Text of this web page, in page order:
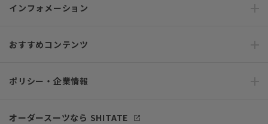
インフォメーション
おすすめコンテンツ
ポリシー・企業情報
オーダースーツなら SHITATE